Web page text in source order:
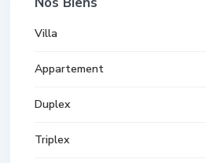
Villa
Appartement
Duplex
Triplex